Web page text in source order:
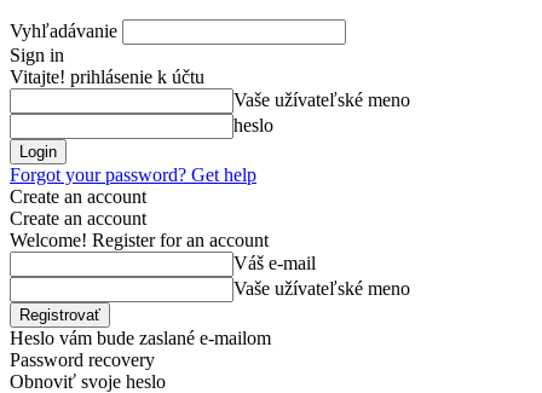
Vyhľadávanie
Sign in
Vitajte! prihlásenie k účtu
Vaše užívateľské meno
heslo
Forgot your password? Get help
Create an account
Create an account
Welcome! Register for an account
Váš e-mail
Vaše užívateľské meno
Heslo vám bude zaslané e-mailom
Password recovery
Obnoviť svoje heslo